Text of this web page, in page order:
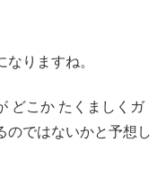
りますね。
どこか たくましくガ
のではないかと予想し